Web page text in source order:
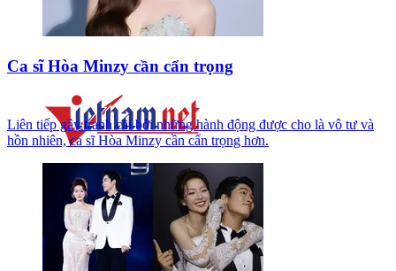
Ca sĩ Hòa Minzy cần cẩn trọng
Liên tiếp gây tranh cãi bởi những hành động được cho là vô tư và
hồn nhiên, ca sĩ Hòa Minzy cần cẩn trọng hơn.